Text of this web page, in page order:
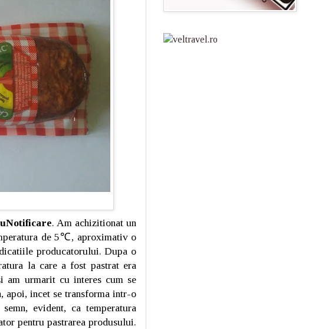
. Am achizitionat un
de 5℃, aproximativ o
producatorului. Dupa o
la care a fost pastrat era
am urmarit cu interes cum se
apoi, incet se transforma intr-o
evident, ca temperatura
pentru pastrarea produsului.